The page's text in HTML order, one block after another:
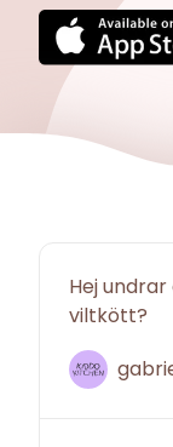
Hej
viltkött?